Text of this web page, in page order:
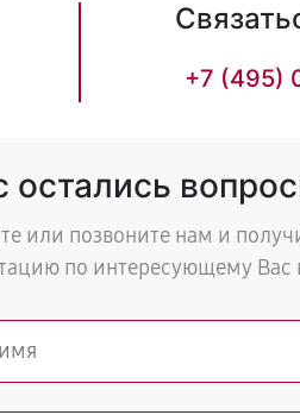
+7 (495)
остались
или позвоните нам и
по интересующему Вас